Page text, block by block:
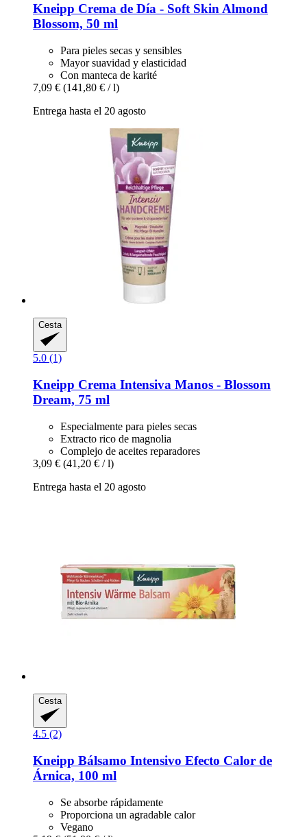
Kneipp Crema de Día -​ Soft Skin Almond
Blossom, 50 ml
Para pieles secas y sensibles
Mayor suavidad y elasticidad
Con manteca de karité
7,09 € (141,80 € / l)
Entrega hasta el 20 agosto
Cesta
5.0 (1)
Kneipp Crema Intensiva Manos -​ Blossom
Dream, 75 ml
Especialmente para pieles secas
Extracto rico de magnolia
Complejo de aceites reparadores
3,09 € (41,20 € / l)
Entrega hasta el 20 agosto
Cesta
4.5 (2)
Kneipp Bálsamo Intensivo Efecto Calor de
Árnica, 100 ml
Se absorbe rápidamente
Proporciona un agradable calor
Vegano